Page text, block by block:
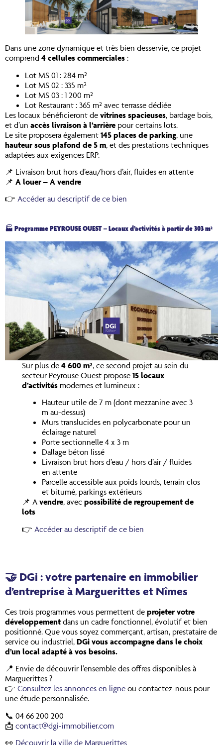
Dans une zone dynamique et très bien desservie, ce projet
comprend 4 cellules commerciales :
Lot MS 01 : 284 m²
Lot MS 02 : 335 m²
Lot MS 03 : 1 200 m²
Lot Restaurant : 365 m² avec terrasse dédiée
Les locaux bénéficieront de vitrines spacieuses, bardage bois,
et d’un accès livraison à l’arrière pour certains lots.
Le site proposera également 145 places de parking, une
hauteur sous plafond de 5 m, et des prestations techniques
adaptées aux exigences ERP.
📌 Livraison brut hors d’eau/hors d’air, fluides en attente
📌 A louer – A vendre
👉 Accéder au descriptif de ce bien
🏭 Programme PEYROUSE OUEST – Locaux d’activités à partir de 303 m²
Sur plus de4 600 m², ce second projet au sein du
secteur Peyrouse Ouest propose15 locaux
d’activités modernes et lumineux :
Hauteur utile de 7 m (dont mezzanine avec 3
m au-dessus)
Murs translucides en polycarbonate pour un
éclairage naturel
Porte sectionnelle 4 x 3 m
Dallage béton lissé
Livraison brut hors d’eau / hors d’air / fluides
en attente
Parcelle accessible aux poids lourds, terrain clos
et bitumé, parkings extérieurs
📌 A vendre, avecpossibilité de regroupement de
lots
👉 Accéder au descriptif de ce bien
🤝 DGi : votre partenaire en immobilier
d’entreprise à Marguerittes et Nîmes
Ces trois programmes vous permettent de projeter votre
développementdans un cadre fonctionnel, évolutif et bien
positionné. Que vous soyez commerçant, artisan, prestataire de
service ou industriel, DGi vous accompagne dans le choix
d’un local adapté à vos besoins.
📍 Envie de découvrir l’ensemble des offres disponibles à
Marguerittes ?
👉 Consultez les annonces en ligne ou contactez-nous pour
une étude personnalisée.
📞 04 66 200 200
📩 contact@dgi-immobilier.com
👀 Découvrir la ville de Marguerittes